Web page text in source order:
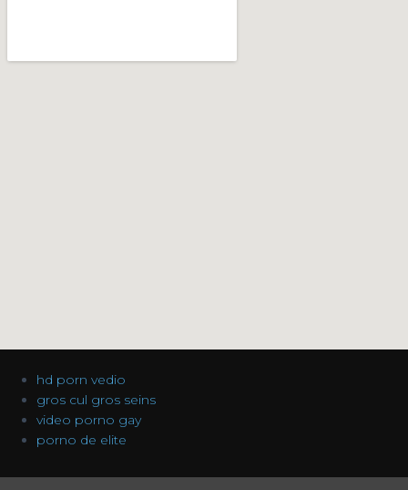
hd porn vedio
gros cul gros seins
video porno gay
porno de elite